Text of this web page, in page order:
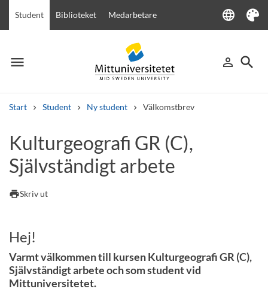
Student Biblioteket Medarbetare language
Language
Tema
menu
Meny person_outline
Logga in
search
Sök
Start Student Ny student Välkomstbrev
Andra söktjänster
Kurser och program Kursplaner Välkomstbrev
Lediga jobb
Kulturgeografi GR (C),
Självständigt arbete
printSkriv ut
Hej!
Varmt välkommen till kursen Kulturgeografi GR (C),
Självständigt arbete och som student vid
Mittuniversitetet.